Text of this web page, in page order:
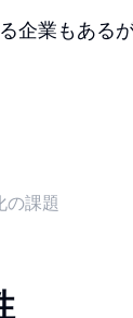
企業もある
の課題